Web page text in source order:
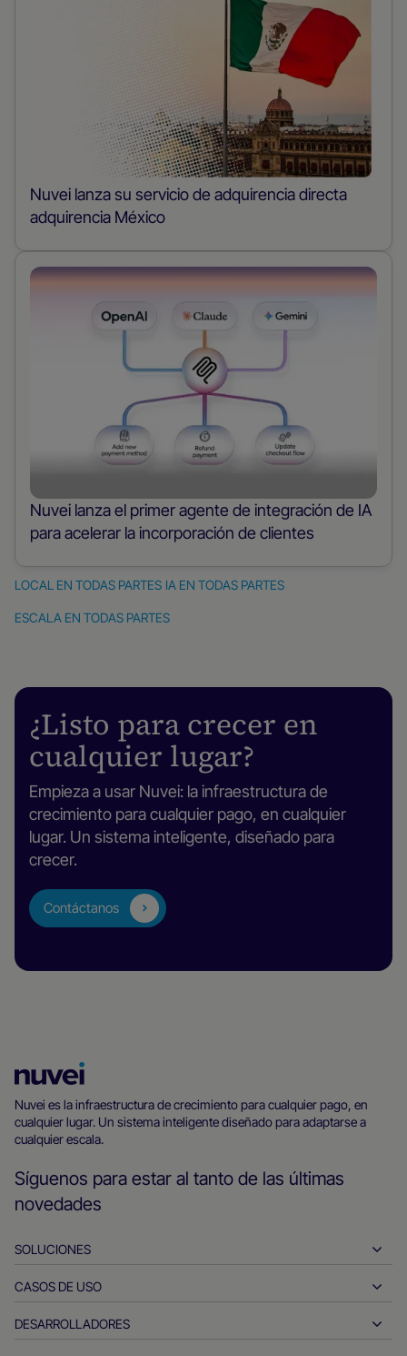
Nuvei lanza su servicio de adquirencia directa
adquirencia México
Nuvei lanza el primer agente de integración de IA
para acelerar la incorporación de clientes
LOCAL EN TODAS PARTES IA EN TODAS PARTES
ESCALA EN TODAS PARTES
¿Listo para crecer en
cualquier lugar?
Empieza a usar Nuvei: la infraestructura de
crecimiento para cualquier pago, en cualquier
lugar. Un sistema inteligente, diseñado para
crecer.
Contáctanos
principal
de
Nuvei
Nuvei es la infraestructura de crecimiento para cualquier pago, en
cualquier lugar. Un sistema inteligente diseñado para adaptarse a
cualquier escala.
Síguenos para estar al tanto de las últimas
novedades
SOLUCIONES
Pay-ins
Pay-outs
CASOS DE USO
Hostelería
DESARROLLADORES